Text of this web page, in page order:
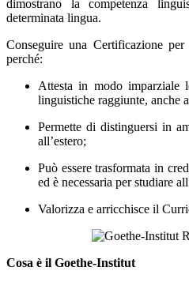
dimostrano la competenza
determinata lingua.
Conseguire una Certificazione
perché:
Attesta in modo imparziale
linguistiche raggiunte, anche
Permette di distinguersi in
all’estero;
Può essere trasformata in
ed è necessaria per studiare
Valorizza e arricchisce il
Cosa è il Goethe-Institut